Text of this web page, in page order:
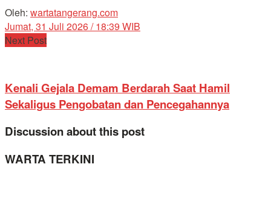
Oleh: wartatangerang.com
Jumat, 31 Juli 2026 / 18:39 WIB
Next Post
Kenali Gejala Demam Berdarah Saat Hamil
Sekaligus Pengobatan dan Pencegahannya
Discussion about this post
WARTA TERKINI